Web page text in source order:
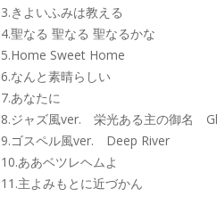
3.きよいふみは教える
4.聖なる 聖なる 聖なるかな
5.Home Sweet Home
6.なんと素晴らしい
7.あなたに
8.ジャズ風ver. 栄光ある主の御名
9.ゴスペル風ver. Deep River
10.ああベツレヘムよ
11.主よみもとに近づかん